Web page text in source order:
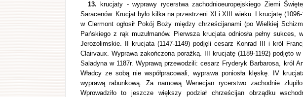
13. krucjaty - wyprawy rycerstwa zachodnioeuropejskiego Ziemi
Saracenów. Krucjat było kilka na przestrzeni XI i XIII wieku. I krucjatę
w Clermont ogłosił Pokój Boży między chrześcijanami (po Wielkiej
Pańskiego z rąk muzułmanów. Pierwsza krucjata odniosła pełny
Jerozolimskie. II krucjata (1147-1149) podjęli cesarz Konrad III i król
Clairvaux. Wyprawa zakończona porażką. III krucjatę (1189-1192) podjęto
Saladyna w 1187r. Wyprawą przewodzili: cesarz Fryderyk Barbarosa, król
Władcy ze sobą nie współpracowali, wyprawa poniosła klęskę. IV
wyprawą rabunkową. Za namową Wenecjan rycerstwo zachodnie
Wprowadziło to jeszcze większy podział chrześcijan obrządku